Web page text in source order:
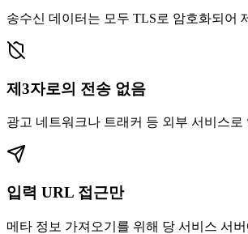
송수신 데이터는 모두 TLS로 암호화되어
제3자로의 전송 없음
광고 네트워크나 트래커 등 외부 서비스
입력 URL 접근만
메타 정보 가져오기를 위해 당 서비스 서